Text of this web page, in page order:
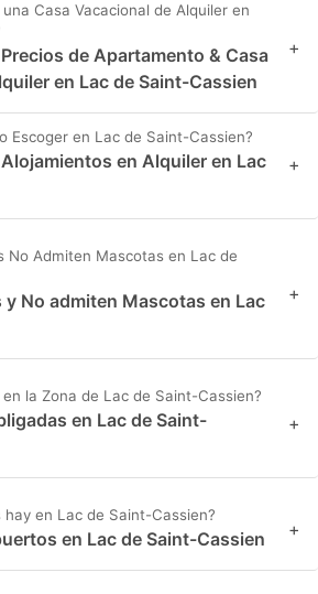
Casa Vacacional de Alquiler en
de Apartamento & Casa
en Lac de Saint-Cassien
+
Escoger en Lac de Saint-Cassien?
en Alquiler en Lac
+
No Admiten Mascotas en Lac de
No admiten Mascotas en Lac
+
la Zona de Lac de Saint-Cassien?
en Lac de Saint-
+
en Lac de Saint-Cassien?
en Lac de Saint-Cassien +